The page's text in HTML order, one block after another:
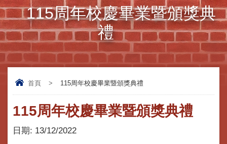
115周年校慶畢業暨頒獎典
禮
首頁 > 115周年校慶畢業暨頒獎典禮
115周年校慶畢業暨頒獎典禮
日期: 13/12/2022